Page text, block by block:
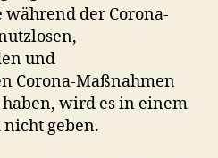
der Corona-
und
Corona-Maßnahmen
wird es in einem
nicht geben.